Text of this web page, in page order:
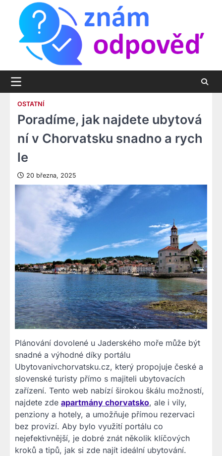
content
OSTATNÍ
Poradíme, jak najdete ubytová
ní v Chorvatsku snadno a rych
le
20 března, 2025
Plánování dovolené u Jaderského moře může být
snadné a výhodné díky portálu
Ubytovanivchorvatsku.cz, který propojuje české a
slovenské turisty přímo s majiteli ubytovacích
zařízení. Tento web nabízí širokou škálu možností,
najdete zde apartmány chorvatsko, ale i vily,
penziony a hotely, a umožňuje přímou rezervaci
bez provizí. Aby bylo využití portálu co
nejefektivnější, je dobré znát několik klíčových
kroků a tipů, jak si zde najít ideální ubytování.